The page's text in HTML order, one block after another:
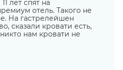
лет спят на
отель. Такого не
На гастрелейшен
сказали кровати есть,
нам кровати не